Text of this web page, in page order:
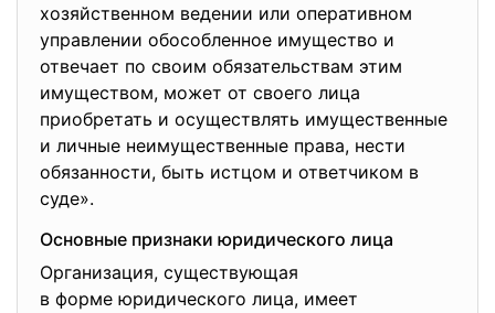
хозяйственном ведении или оперативном
управлении обособленное имущество и
отвечает по своим обязательствам этим
имуществом, может от своего лица
приобретать и осуществлять имущественные
и личные неимущественные права, нести
обязанности, быть истцом и ответчиком в
суде».
Основные признаки юридического лица
Организация, существующая
в форме юридического лица, имеет